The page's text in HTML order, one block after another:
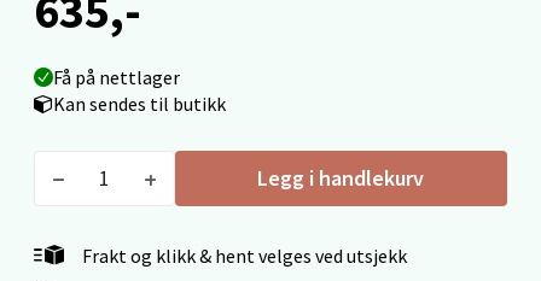
Få på nettlager
Kan sendes til butikk
Legg i handlekurv
Frakt og klikk & hent velges ved utsjekk
Mo i Rana - Thon Senter Mo i Rana
Fridtjof Nansensgate 22, 8622 Mo i Rana
Åpent i dag 10-18